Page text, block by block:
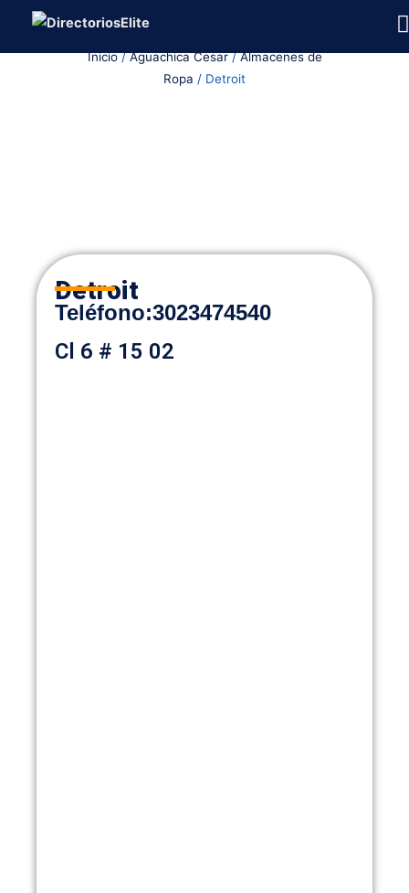
Inicio/Aguachica Cesar/Almacenes de
Ropa / Detroit
Detroit
Teléfono:3023474540
Cl 6 # 15 02